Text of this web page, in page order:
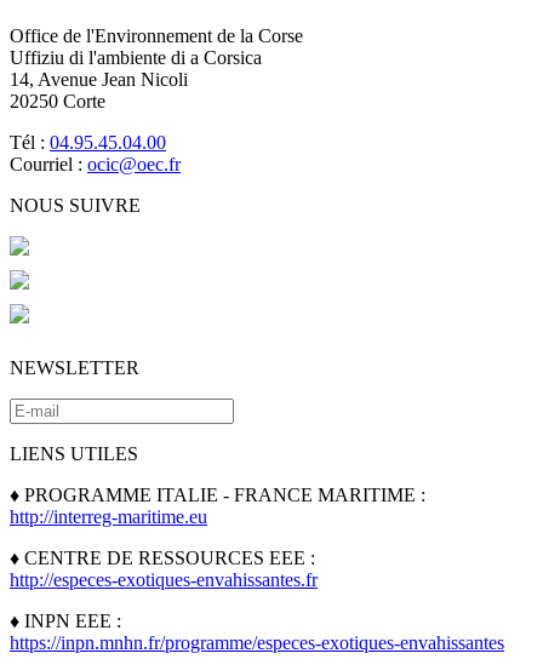
Office de l'Environnement de la Corse
Uffiziu di l'ambiente di a Corsica
14, Avenue Jean Nicoli
20250 Corte
Tél : 04.95.45.04.00
Courriel : ocic@oec.fr
NOUS SUIVRE
NEWSLETTER
LIENS UTILES
♦ PROGRAMME ITALIE - FRANCE MARITIME :
http://interreg-maritime.eu
♦ CENTRE DE RESSOURCES EEE :
http://especes-exotiques-envahissantes.fr
♦ INPN EEE :
https://inpn.mnhn.fr/programme/especes-exotiques-envahissantes